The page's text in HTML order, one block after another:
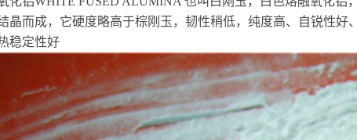
晶而成，它硬度略高于棕刚玉，韧性稍低，纯度高、自锐性
稳定性好